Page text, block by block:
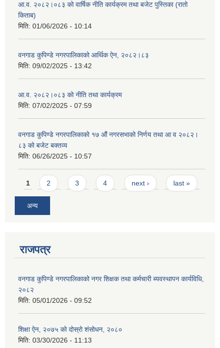
आ.व. २०८२।०८३ को वार्षिक नीति कार्यक्रम तथा बजेट पुस्तिका (रातो
किताब)
मिति: 01/06/2026 - 10:14
वनगाड कुपिण्डे नगरपालिकाको आर्थिक ऐन, २०८२।८३
मिति: 09/02/2025 - 13:42
आ.व. २०८२।०८३ को नीति तथा कार्यक्रम
मिति: 07/02/2025 - 07:59
वनगाड कुपिण्डे नगरपालिकाको १७ ‍औं नगरसभाको निर्णय तथा आ व २०८२।
८३ को बजेट बक्तव्य
मिति: 06/26/2025 - 10:57
Pages
1 2 3 4 next › last »
अन्य
राजपत्र
वनगाड कुपिण्डे नगरपालिकाको नगर शिक्षक तथा कर्मचारी ब्यवस्थापन कार्यविधि,
२०८२
मिति: 05/01/2026 - 09:52
शिक्षा ऐन, २०७५ को दोस्रो शंसोधन, २०८०
मिति: 03/30/2026 - 11:13